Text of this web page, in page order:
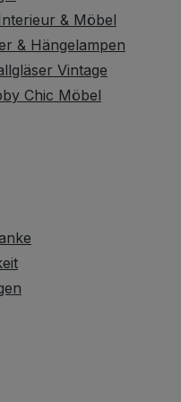
Sitztruhe einsetzen ließe.
Dazu bräuchte man
und am schönsten
wären wohl Kissen im
zum Vintage Cottage-Stil
bleiben. Praktische
& Möbel
& Hängelampen
Vintage
Chic Möbel